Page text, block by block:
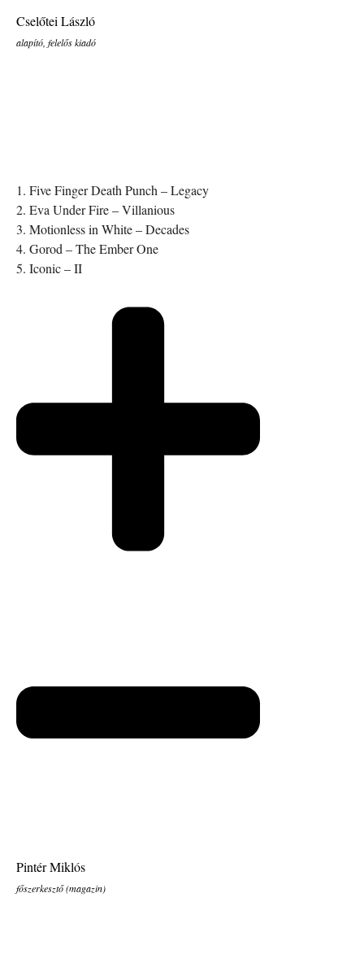
Cselőtei László
alapító, felelős kiadó
1. Five Finger Death Punch – Legacy
2. Eva Under Fire – Villanious
3. Motionless in White – Decades
4. Gorod – The Ember One
5. Iconic – II
Pintér Miklós
főszerkesztő (magazin)